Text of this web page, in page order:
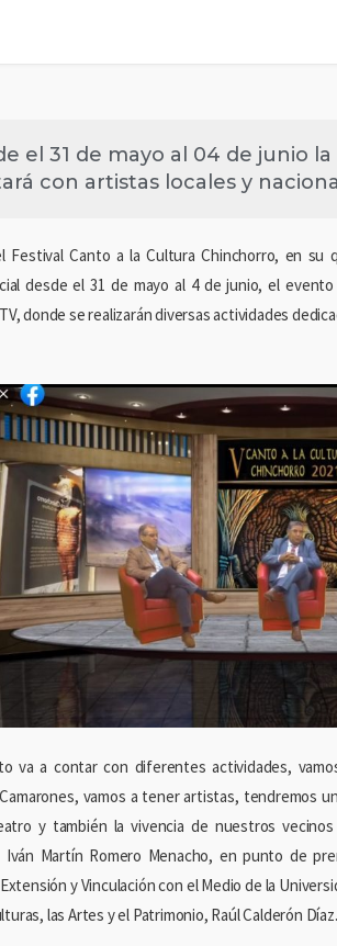
el 31 de mayo al 04 de junio
con artistas locales y
Festival Canto a la Cultura Chinchorro, en su
desde el 31 de mayo al 4 de junio, el
donde se realizarán diversas actividades
va a contar con diferentes actividades,
vamos a tener artistas, tendremos
y también la vivencia de nuestros
Iván Martín Romero Menacho, en punto de
y Vinculación con el Medio de la
las Artes y el Patrimonio, Raúl Calderón Díaz.